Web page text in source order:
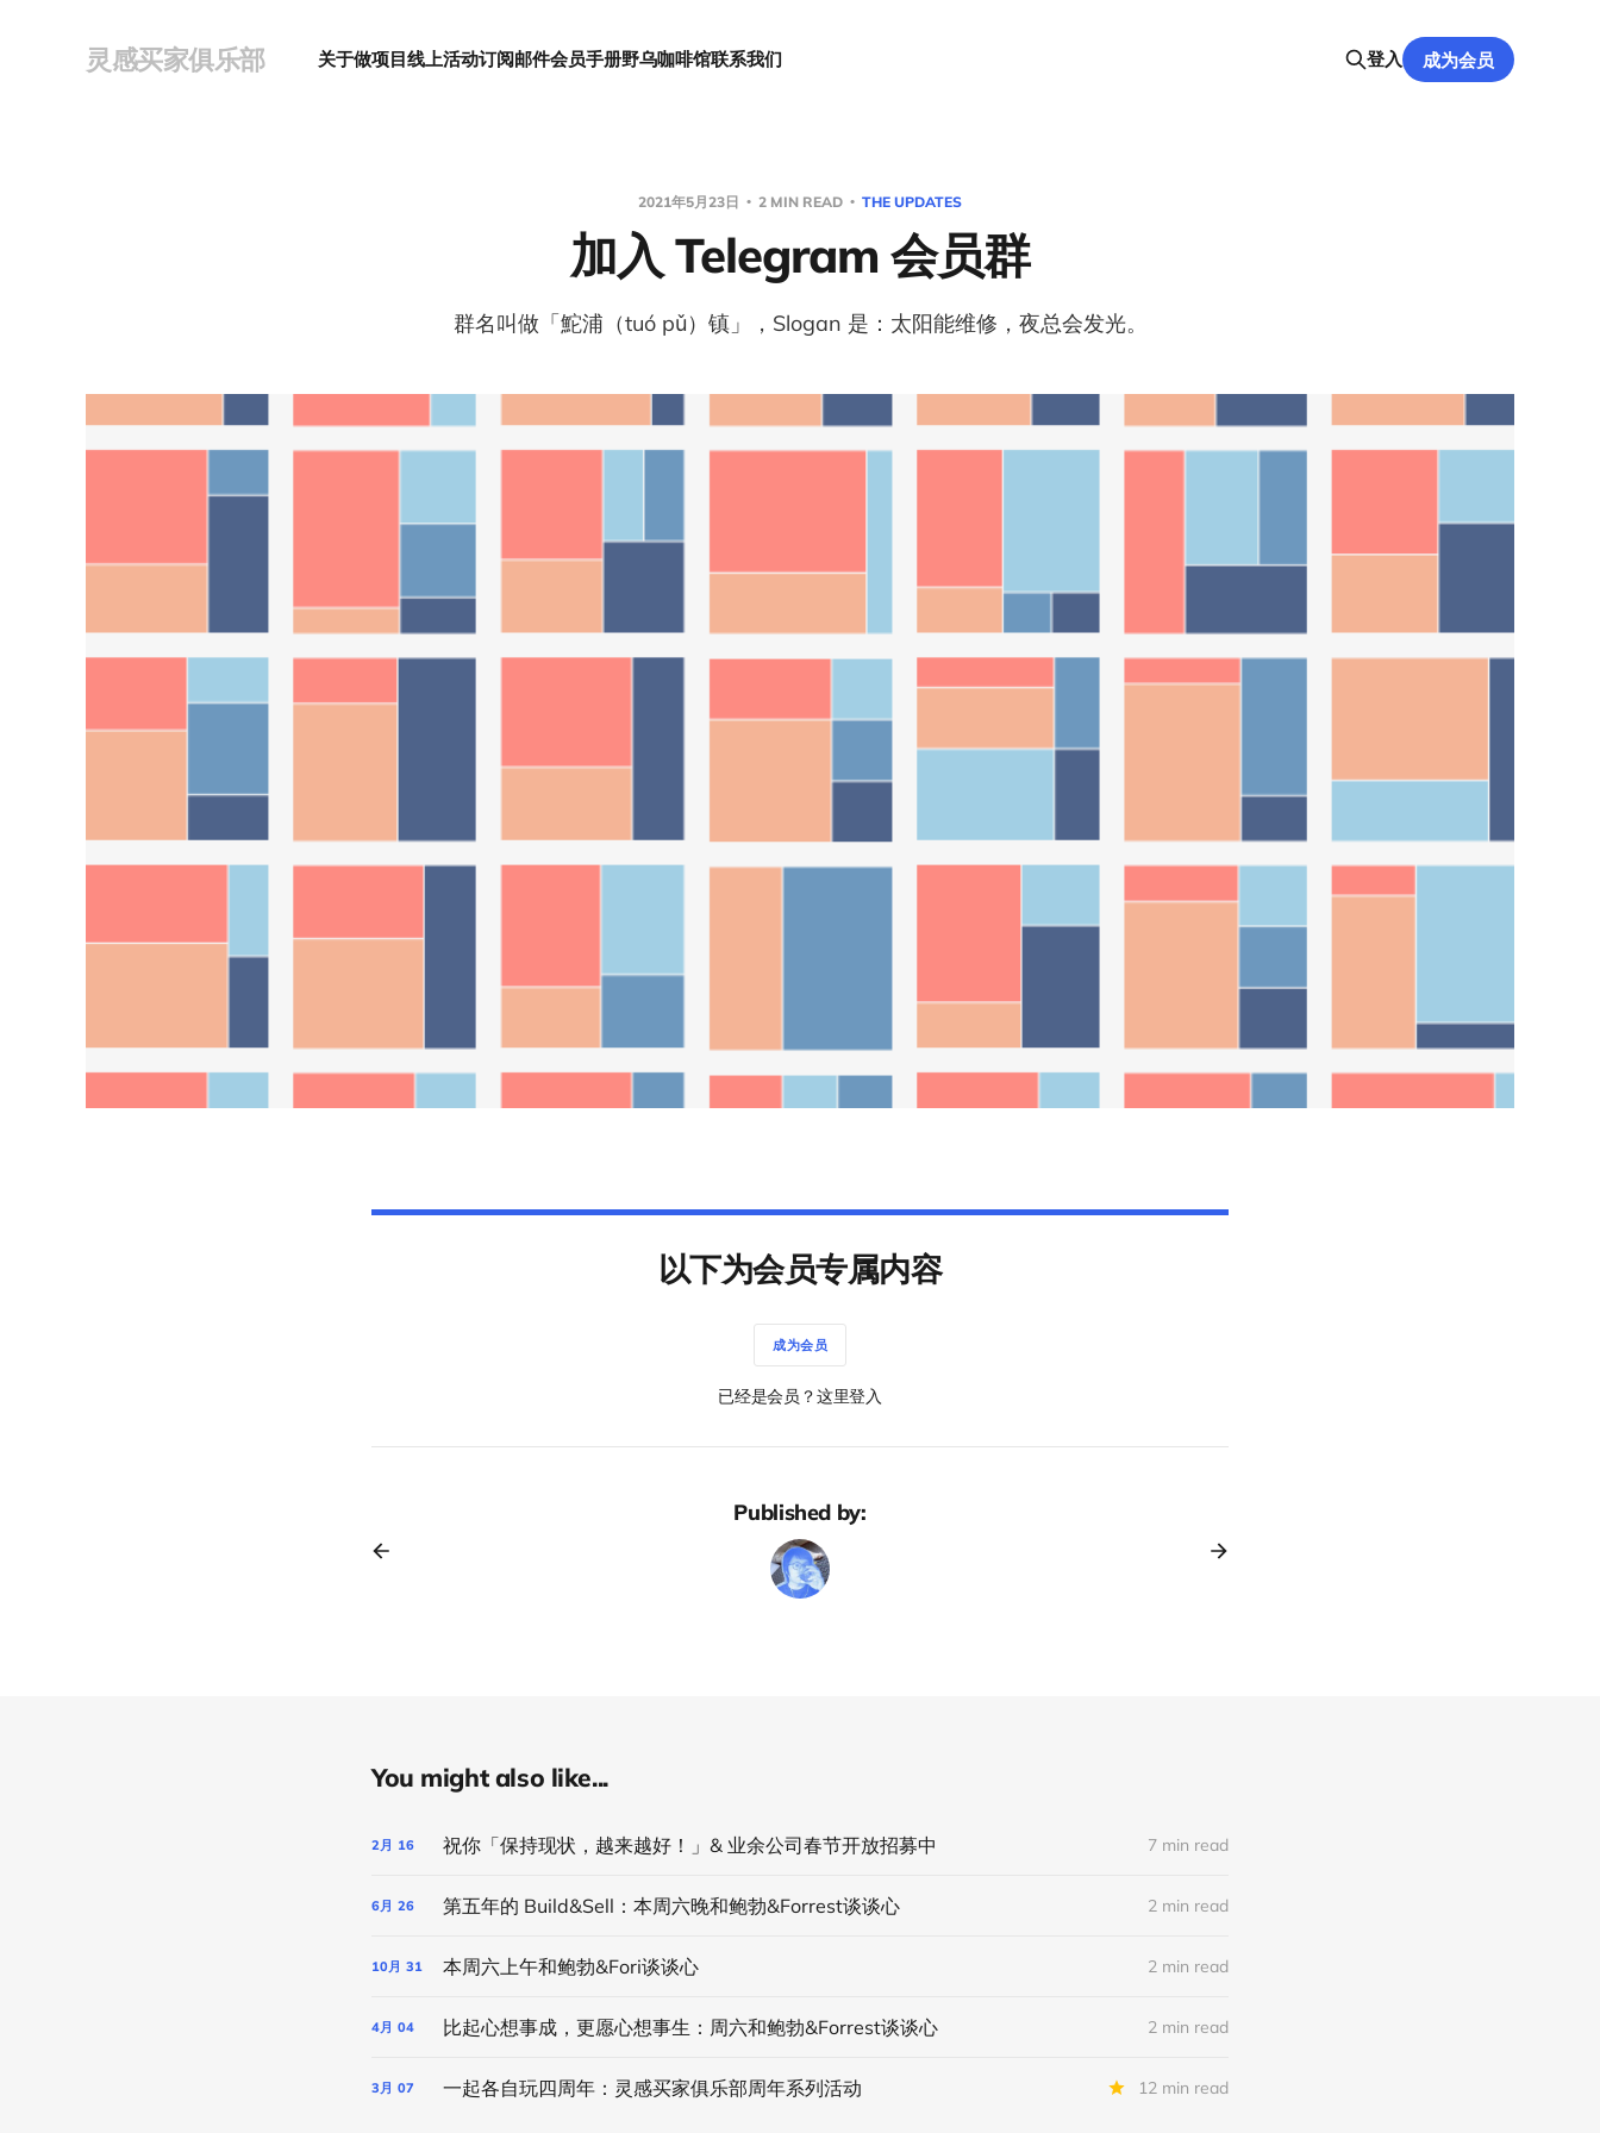
灵感买家俱乐部 关于做项目线上活动订阅邮件会员手册野乌咖啡馆联系我们 登入 成为会员
2021年5月23日 2 MIN READ THE UPDATES
加入 Telegram 会员群
群名叫做「鮀浦（tuó pǔ）镇」，Slogan 是：太阳能维修，夜总会发光。
以下为会员专属内容
成为会员
已经是会员？这里登入
Published by:
You might also like...
2月 16 祝你「保持现状，越来越好！」& 业余公司春节开放招募中 7 min read
6月 26 第五年的 Build&Sell：本周六晚和鲍勃&Forrest谈谈心 2 min read
10月 31 本周六上午和鲍勃&Fori谈谈心 2 min read
4月 04 比起心想事成，更愿心想事生：周六和鲍勃&Forrest谈谈心 2 min read
3月 07 一起各自玩四周年：灵感买家俱乐部周年系列活动 12 min read